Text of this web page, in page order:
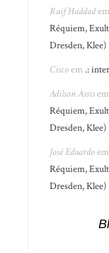
Raif Haddad
Réquiem,
Dresden, Klee)
Ciscoem .:
Adilson Assis
Réquiem,
Dresden, Klee)
José Eduardo
Réquiem,
Dresden, Klee)